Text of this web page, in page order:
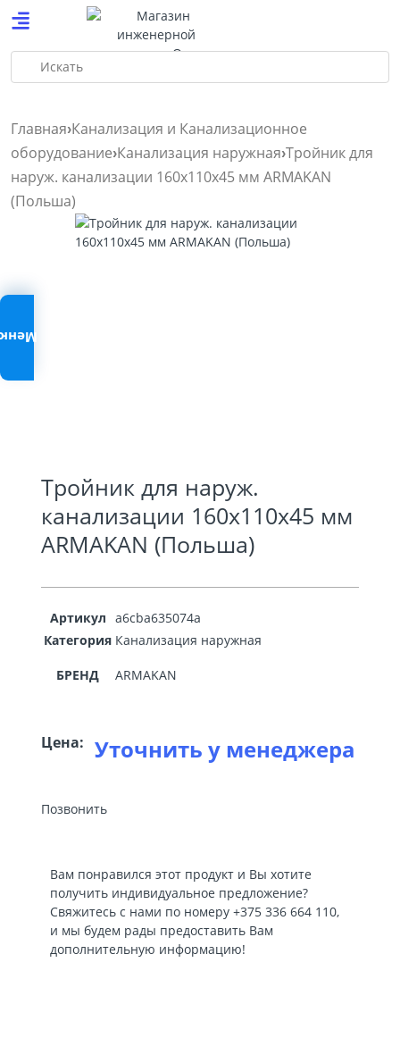
Искать
Главная Канализация и Канализационное
оборудование Канализация наружная Тройник для
наруж. канализации 160х110х45 мм ARMAKAN
(Польша)
Тройник для наруж.
канализации 160х110х45 мм
ARMAKAN (Польша)
Артикул a6cba635074a
Категория Канализация наружная
БРЕНД ARMAKAN
Цена: Уточнить у менеджера
Позвонить
Вам понравился этот продукт и Вы хотите
получить индивидуальное предложение?
Свяжитесь с нами по номеру +375 336 664 110,
и мы будем рады предоставить Вам
дополнительную информацию!